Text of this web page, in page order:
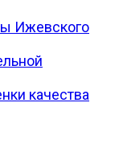
Ижевского
качества